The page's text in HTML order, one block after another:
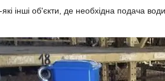
інші об'єкти, де необхідна подача